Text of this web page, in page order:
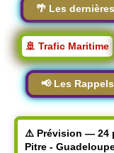
🌴 Les
🚢 Trafic Maritime
📢 Les
⚠️ Prévision — 24
Pitre -